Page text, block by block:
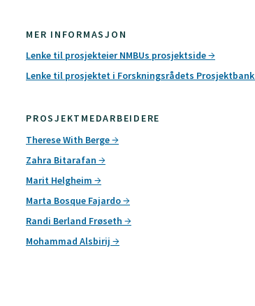
MER INFORMASJON
Lenke til prosjekteier NMBUs prosjektside
Lenke til prosjektet i Forskningsrådets Prosjektbank
PROSJEKTMEDARBEIDERE
Therese With Berge
Zahra Bitarafan
Marit Helgheim
Marta Bosque Fajardo
Randi Berland Frøseth
Mohammad Alsbirij